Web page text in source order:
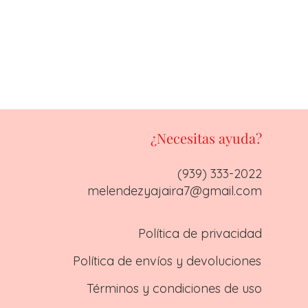
¿Necesitas ayuda?
(939) 333-2022
melendezyajaira7@gmail.com
Política de privacidad
Política de envíos y devoluciones
Términos y condiciones de uso